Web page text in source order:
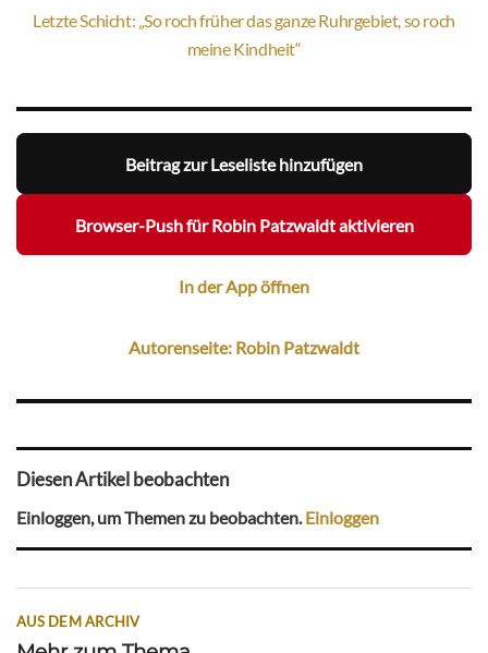
Letzte Schicht: „So roch früher das ganze Ruhrgebiet, so roch
meine Kindheit“
Beitrag zur Leseliste hinzufügen
Browser-Push für Robin Patzwaldt aktivieren
In der App öffnen
Autorenseite: Robin Patzwaldt
Diesen Artikel beobachten
Einloggen, um Themen zu beobachten.Einloggen
AUS DEM ARCHIV